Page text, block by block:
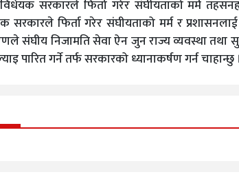
सरकारले फिर्ता गरेर संघीयताको मर्म
सरकारले फिर्ता गरेर संघीयताको मर्म र
संघीय निजामति सेवा ऐन जुन राज्य व्यवस्था तथा
पारित गर्ने तर्फ सरकारको ध्यानाकर्षण गर्न चाहान्छु